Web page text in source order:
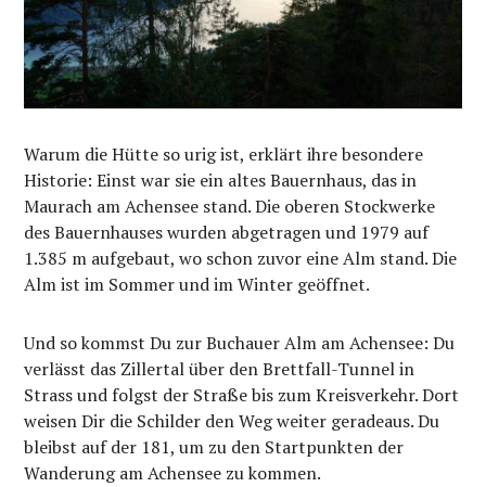
Warum die Hütte so urig ist, erklärt ihre besondere
Historie: Einst war sie ein altes Bauernhaus, das in
Maurach am Achensee stand. Die oberen Stockwerke
des Bauernhauses wurden abgetragen und 1979 auf
1.385 m aufgebaut, wo schon zuvor eine Alm stand. Die
Alm ist im Sommer und im Winter geöffnet.
Und so kommst Du zur Buchauer Alm am Achensee: Du
verlässt das Zillertal über den Brettfall-Tunnel in
Strass und folgst der Straße bis zum Kreisverkehr. Dort
weisen Dir die Schilder den Weg weiter geradeaus. Du
bleibst auf der 181, um zu den Startpunkten der
Wanderung am Achensee zu kommen.